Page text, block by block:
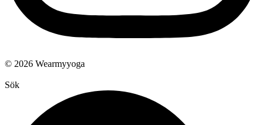
© 2026 Wearmyyoga
Sök